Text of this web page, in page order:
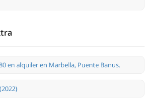
en alquiler en Marbella, Puente Banus.